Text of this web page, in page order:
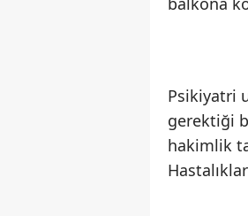
Psikiyatri
gerektiği
hakimlik